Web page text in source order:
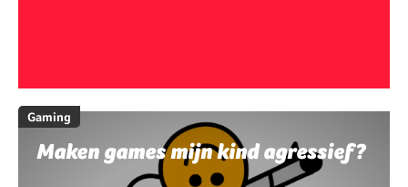
Gaming
Maken games mijn kind agressief?